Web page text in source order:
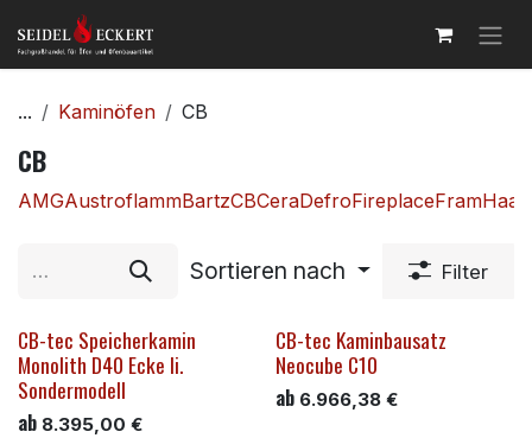
Zum Inhalt springen
... Kaminöfen CB
CB
AMGAustroflammBartzCBCeraDefroFireplaceFram
Sortieren nach Filter
CB-tec Speicherkamin
Monolith D40 Ecke li.
Sondermodell
ab 8.395,00 €
CB-tec Kaminbausatz
Neocube C10
ab 6.966,38€